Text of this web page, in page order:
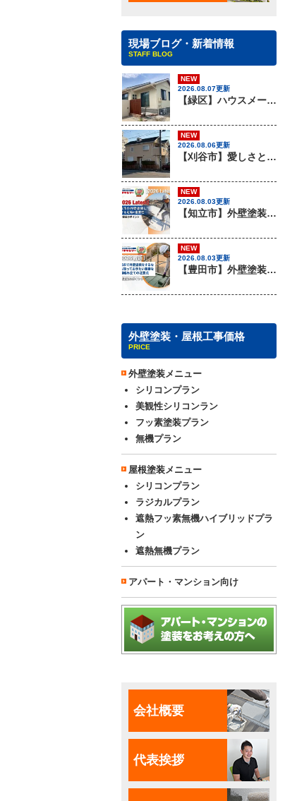
現場ブログ・新着情報
STAFF BLOG
NEW
2026.08.07更新
【緑区】ハウスメーカー『住友林業』のお住まいを外壁塗装工事でキレイにしました！無機塗料専門店の外壁塗装
NEW
2026.08.06更新
【刈谷市】愛しさと、ニチハのパミールと、心強さと・・・、屋根材のカバー工法はアイチケンソーへ！！
NEW
2026.08.03更新
【知立市】外壁塗装を行う際に知っておきたい足場組みの重要性『無機塗料専門店の愛知建装』
NEW
2026.08.03更新
【豊田市】外壁塗装を行う際に知っておきたい足場組み立ての注意事項『無機塗料専門店の愛知建装』
外壁塗装・屋根工事価格
PRICE
外壁塗装メニュー
シリコンプラン
美観性シリコンラン
フッ素塗装プラン
無機プラン
屋根塗装メニュー
シリコンプラン
ラジカルプラン
遮熱フッ素無機ハイブリッドプラ
ン
遮熱無機プラン
アパート・マンション向け
会社概要
代表挨拶